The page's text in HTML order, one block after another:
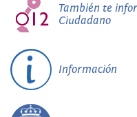
También te
Ciudadano
Información